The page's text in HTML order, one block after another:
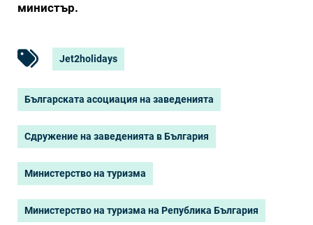
министър.
Jet2holidays
Българската асоциация на заведенията
Сдружение на заведенията в България
Министерство на туризма
Министерство на туризма на Република България